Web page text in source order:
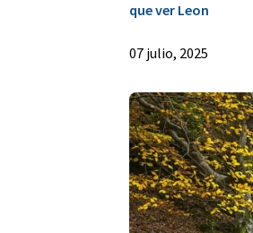
que ver Leon
07 julio, 2025